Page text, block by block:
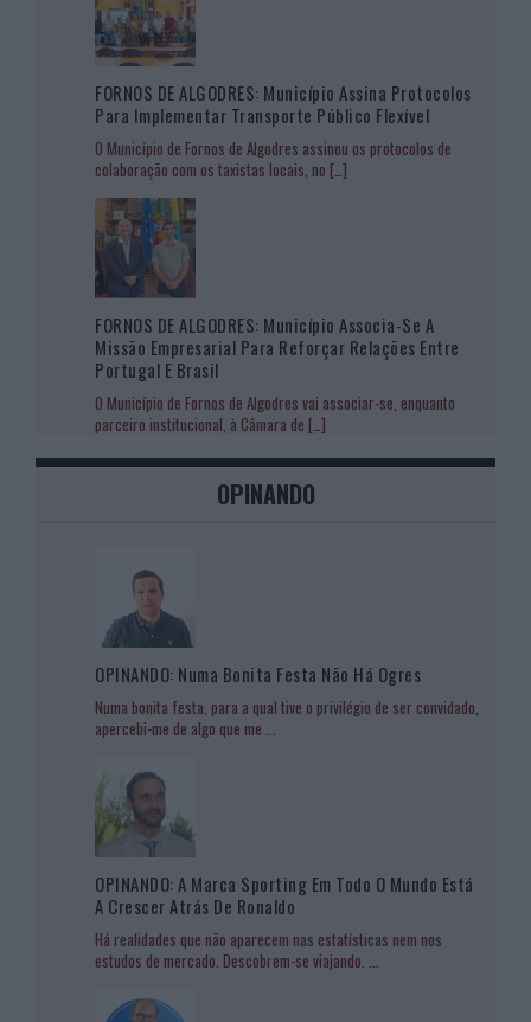
FORNOS DE ALGODRES: Município Assina Protocolos
Para Implementar Transporte Público Flexível
O Município de Fornos de Algodres assinou os protocolos de
colaboração com os taxistas locais, no […]
FORNOS DE ALGODRES: Município Associa-Se A
Missão Empresarial Para Reforçar Relações Entre
Portugal E Brasil
O Município de Fornos de Algodres vai associar-se, enquanto
parceiro institucional, à Câmara de […]
OPINANDO
OPINANDO: Numa Bonita Festa Não Há Ogres
Numa bonita festa, para a qual tive o privilégio de ser convidado,
apercebi-me de algo que me ...
OPINANDO: A Marca Sporting Em Todo O Mundo Está
A Crescer Atrás De Ronaldo
Há realidades que não aparecem nas estatísticas nem nos
estudos de mercado. Descobrem-se viajando. ...